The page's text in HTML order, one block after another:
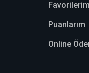
Favorilerim
Puanlarım
Online